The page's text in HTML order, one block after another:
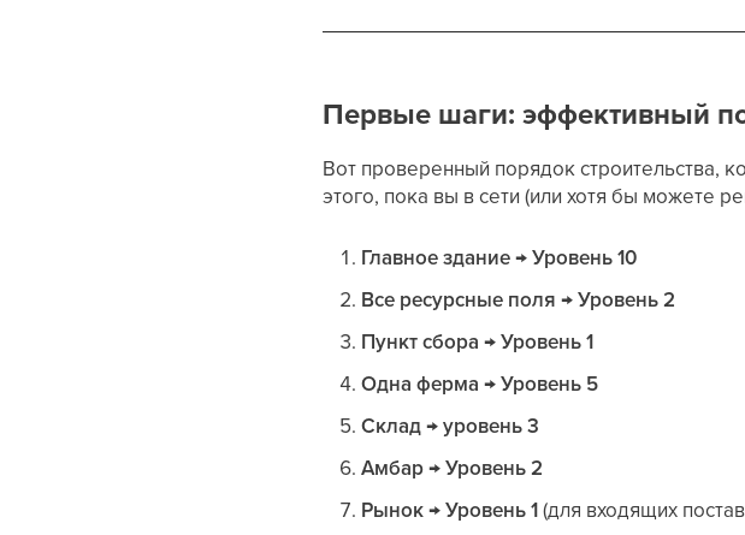
Первые шаги: эффективный
Вот проверенный порядок строительства,
этого, пока вы в сети (или хотя бы можете
Главное здание → Уровень 10
Все ресурсные поля → Уровень 2
Пункт сбора → Уровень 1
Одна ферма → Уровень 5
Склад → уровень 3
Амбар → Уровень 2
Рынок → Уровень 1(для входящих